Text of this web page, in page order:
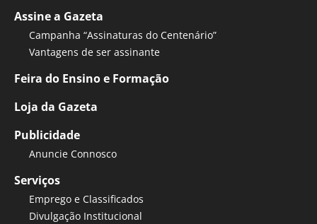
Assine a Gazeta
Campanha “Assinaturas do Centenário”
Vantagens de ser assinante
Feira do Ensino e Formação
Loja da Gazeta
Publicidade
Anuncie Connosco
Serviços
Emprego e Classificados
Divulgação Institucional